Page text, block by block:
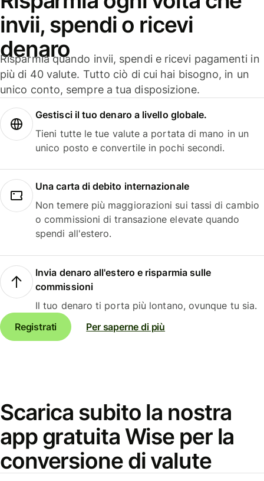
invii, spendi o ricevi
denaro
Risparmia quando invii, spendi e ricevi pagamenti in
più di 40 valute. Tutto ciò di cui hai bisogno, in un
unico conto, sempre a tua disposizione.
Gestisci il tuo denaro a livello globale.
Tieni tutte le tue valute a portata di mano in un
unico posto e convertile in pochi secondi.
Una carta di debito internazionale
Non temere più maggiorazioni sui tassi di cambio
o commissioni di transazione elevate quando
spendi all'estero.
Invia denaro all'estero e risparmia sulle
commissioni
Il tuo denaro ti porta più lontano, ovunque tu sia.
Registrati
Per saperne di più
Scarica subito la nostra
app gratuita Wise per la
conversione di valute